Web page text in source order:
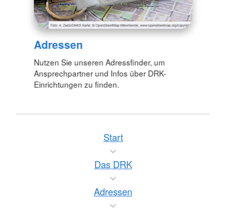
Adressen
Nutzen Sie unseren Adressfinder, um
Ansprechpartner und Infos über DRK-
Einrichtungen zu finden.
Start
Das DRK
Adressen